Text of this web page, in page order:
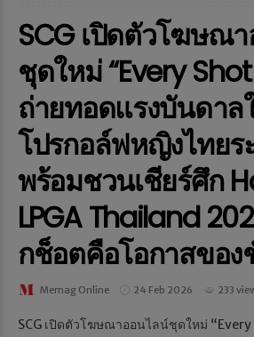
SCG เปิดตัวโฆษณ
ชุดใหม่ “Every
ถ่ายทอดแรงบันดาล
โปรกอล์ฟหญิงไทยร
พร้อมชวนเชียร์ศึก
LPGA Thailand
กช็อตคือโอกาสขอ
Memag Online 24 Feb 2026 233
SCG เปิดตัวโฆษณาออนไลน์ชุดใหม่